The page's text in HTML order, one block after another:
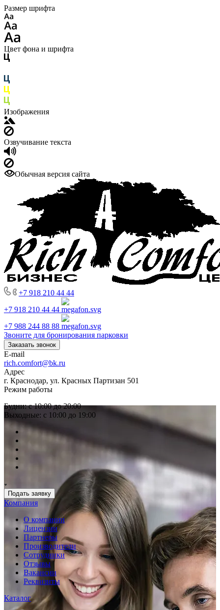
Размер шрифта
Цвет фона и шрифта
Изображения
Озвучивание текста
Обычная версия сайта
+7 918 210 44 44
+7 918 210 44 44
+7 988 244 88 88
Звоните для бронирования парковки
Заказать звонок
E-mail
rich.comfort@bk.ru
Адрес
г. Краснодар, ул. Красных Партизан 501
Режим работы
Будни: с 10:00 до 20:00
Выходные: с 10:00 до 19:00
Подать заявку
Компания
О компании
Лицензии
Партнеры
Производители
Сотрудники
Отзывы
Вакансии
Реквизиты
Каталог